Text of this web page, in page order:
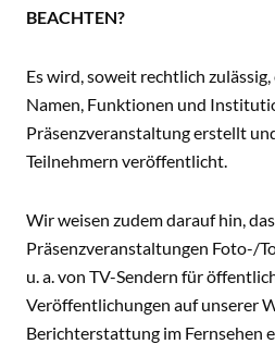
BEACHTEN?
Es wird, soweit rechtlich
Namen, Funktionen und
Präsenzveranstaltung erstellt
Teilnehmern veröffentlicht.
Wir weisen zudem darauf hin,
Präsenzveranstaltungen Foto-/
u. a. von TV-Sendern für
Veröffentlichungen auf unserer
Berichterstattung im Fernsehen